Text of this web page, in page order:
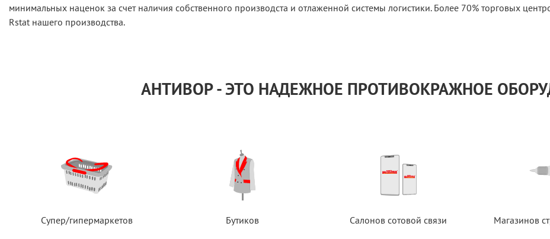
минимальных наценок за счет наличия собственного производста и отлаженной системы логистики. Более 70% торговых
Rstat нашего производства.
АНТИВОР - ЭТО НАДЕЖНОЕ ПРОТИВОКРАЖНОЕ
Супер/гипермаркетов Бутиков Салонов сотовой связи Магазинов